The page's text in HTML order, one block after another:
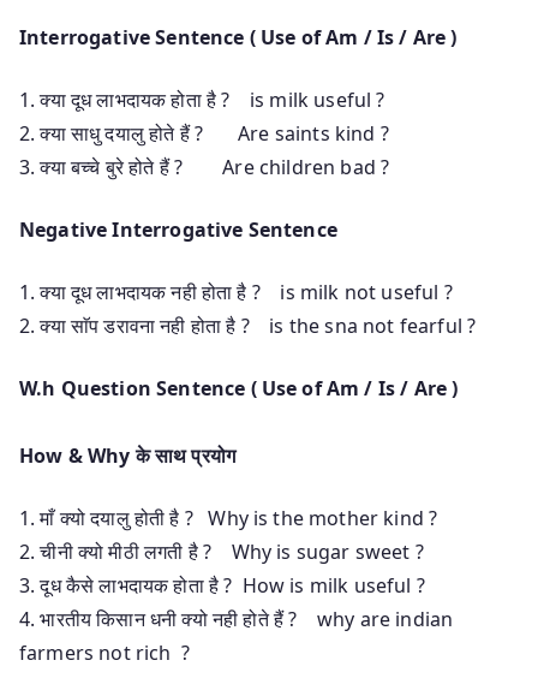
Interrogative Sentence ( Use of Am / Is / Are )
1. क्या दूध लाभदायक होता है ? is milk useful ?
2. क्या साधु दयालु होते हैं ? Are saints kind ?
3. क्या बच्चे बुरे होते हैं ? Are children bad ?
Negative Interrogative Sentence
1. क्या दूध लाभदायक नही होता है ? is milk not useful ?
2. क्या साॅप डरावना नही होता है ? is the sna not fearful ?
W.h Question Sentence ( Use of Am / Is / Are )
How & Whyकेसाथप्रयोग
1. माँ क्यो दयालु होती है ? Why is the mother kind ?
2. चीनी क्यो मीठी लगती है ? Why is sugar sweet ?
3. दूध कैसे लाभदायक होता है ? How is milk useful ?
4. भारतीय किसान धनी क्यो नही होते हैं ? why are indian
farmers not rich ?